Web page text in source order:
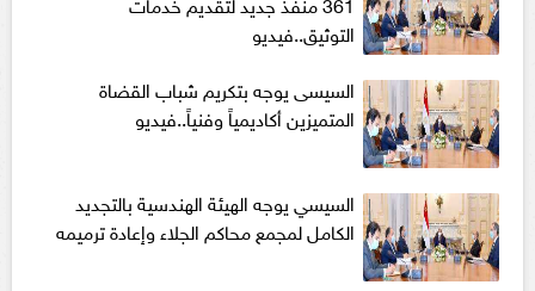
التوثيق..فيديو
السيسى يوجه بتكريم شباب القضاة
المتميزين أكاديمياً وفنياً..فيديو
السيسي يوجه الهيئة الهندسية بالتجديد
الكامل لمجمع محاكم الجلاء وإعادة ترميمه